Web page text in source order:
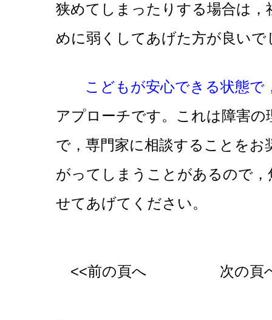
狭めてしまったりする場合は，
めに弱くしてあげた方が良いで
こどもが安心できる状態で
アプローチです。これは障害
で，専門家に相談することを
がってしまうことがあるので
せてあげてください。
<<前の頁へ 次の頁